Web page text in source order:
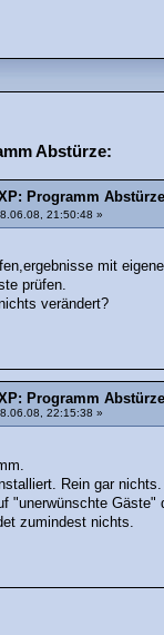
Abstürze:
Programm Abstürze
21:50:48 »
mit
prüfen.
verändert?
Programm Abstürze
22:15:38 »
Rein gar nichts.
"unerwünschte Gäste"
zumindest nichts.